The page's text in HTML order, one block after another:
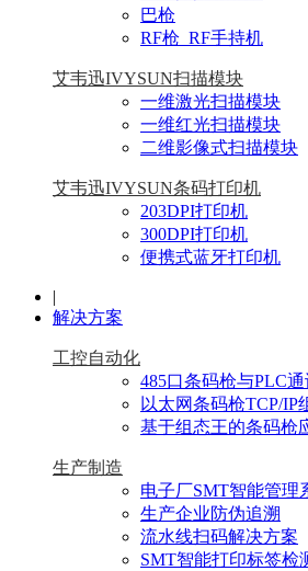
巴枪
RF枪_RF手持机
艾韦迅IVYSUN扫描模块
一维激光扫描模块
一维红光扫描模块
二维影像式扫描模块
艾韦迅IVYSUN条码打印机
203DPI打印机
300DPI打印机
便携式蓝牙打印机
|
解决方案
工控自动化
485口条码枪与PLC
以太网条码枪TCP/IP
基于组态王的条码枪
生产制造
电子厂SMT智能管理
生产企业防伪追溯
流水线扫码解决方案
SMT智能打印标签检